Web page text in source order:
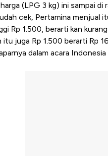
(LPG 3 kg) ini sampai
cek, Pertamina menjual
Rp 1.500, berarti kan
itu juga Rp 1.500 berarti Rp
dalam acara